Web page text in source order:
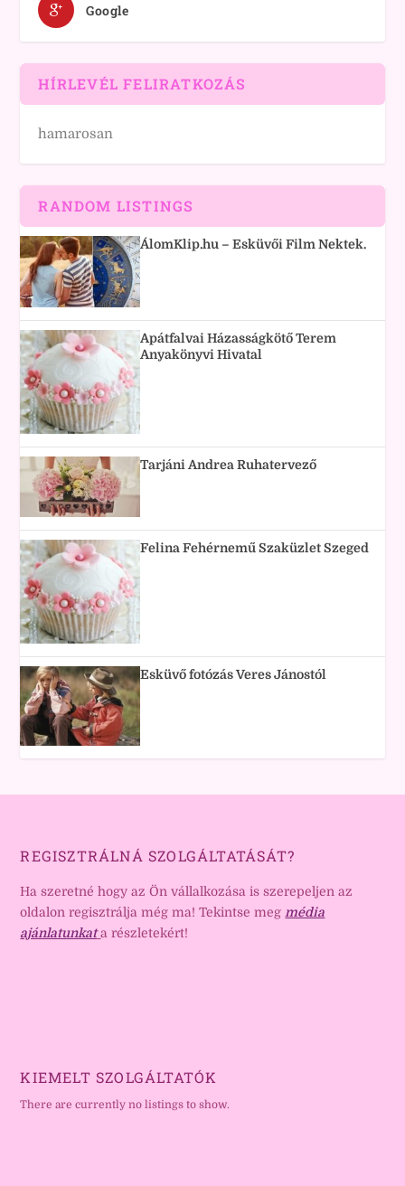
Google
HÍRLEVÉL FELIRATKOZÁS
hamarosan
RANDOM LISTINGS
ÁlomKlip.hu – Esküvői Film Nektek.
Apátfalvai Házasságkötő Terem
Anyakönyvi Hivatal
Tarjáni Andrea Ruhatervező
Felina Fehérnemű Szaküzlet Szeged
Esküvő fotózás Veres Jánostól
REGISZTRÁLNÁ SZOLGÁLTATÁSÁT?
Ha szeretné hogy az Ön vállalkozása is szerepeljen az
oldalon regisztrálja még ma! Tekintse megmédia
ajánlatunkat a részletekért!
KIEMELT SZOLGÁLTATÓK
There are currently no listings to show.